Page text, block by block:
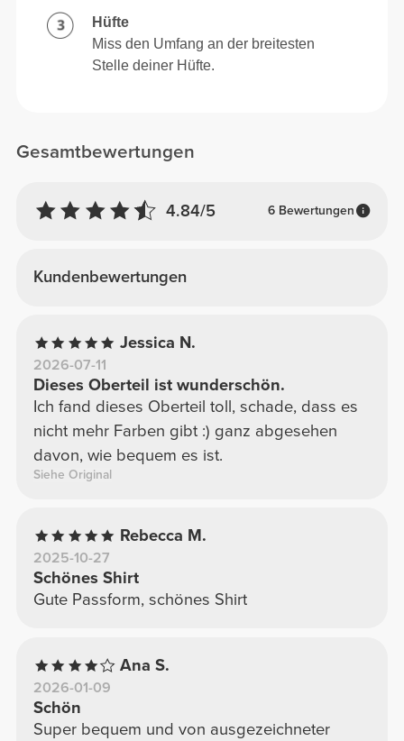
Gesamtbewertungen
4.84/5 6 Bewertungen
Kundenbewertungen
Jessica N.
2026-07-11
Dieses Oberteil ist wunderschön.
Ich fand dieses Oberteil toll, schade, dass es
nicht mehr Farben gibt :) ganz abgesehen
davon, wie bequem es ist.
Siehe Original
Rebecca M.
2025-10-27
Schönes Shirt
Gute Passform, schönes Shirt
Ana S.
2026-01-09
Schön
Super bequem und von ausgezeichneter
Hüfte
Miss den Umfang an der breitesten
Stelle deiner Hüfte.